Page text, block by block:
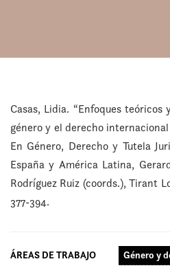
Casas, Lidia. “Enfoques
género y el derecho
En Género, Derecho y Tutela
España y América Latina,
Rodríguez Ruiz (coords.), Tirant
377-394.
ÁREAS DE TRABAJO Género y